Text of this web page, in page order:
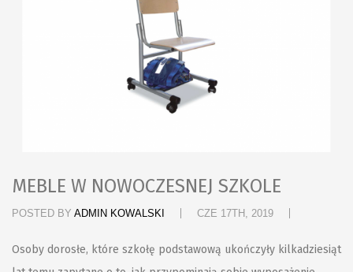
MEBLE W NOWOCZESNEJ SZKOLE
POSTED BY ADMIN KOWALSKI CZE 17TH, 2019
Osoby dorosłe, które szkołę podstawową ukończyły kilkadziesiąt